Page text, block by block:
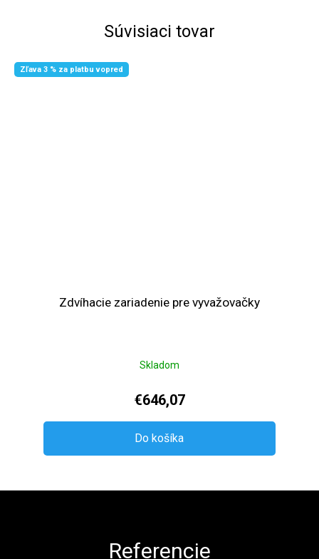
Súvisiaci tovar
Zľava 3 % za platbu vopred
Zdvíhacie zariadenie pre vyvažovačky
Skladom
€646,07
Do košíka
Referencie